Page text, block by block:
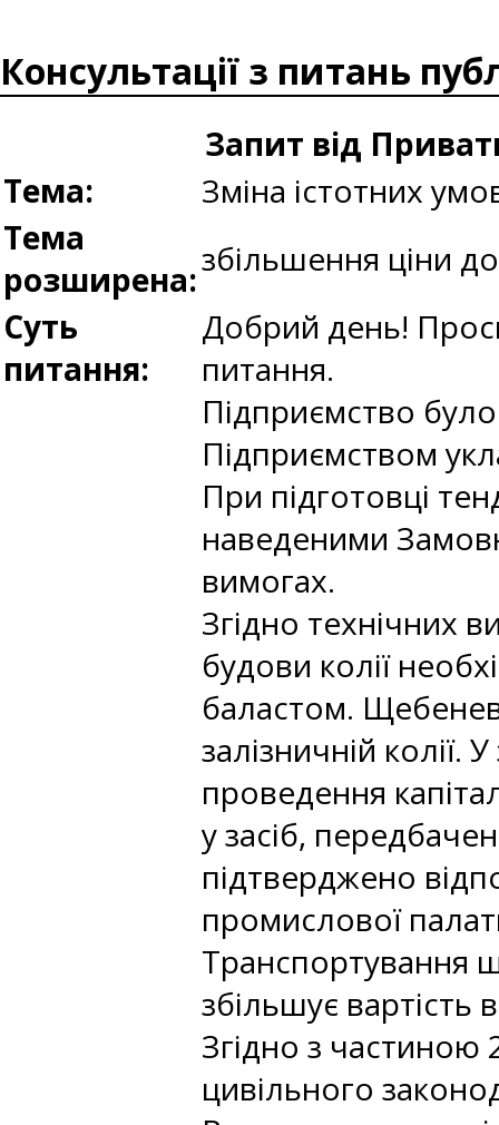
Консультації з питань
Запит від
Тема:
Зміна істотних
Тема
розширена:збільшення ціни
Суть
питання:
Добрий день!
питання.
Підприємство
Підприємством
При підготовці
наведеними
вимогах.
Згідно технічних
будови колії
баластом.
залізничній
проведення
у засіб,
підтверджено
промислової
Транспортування
збільшує вартість
Згідно з частиною
цивільного